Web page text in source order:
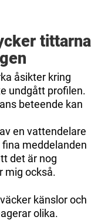
tittarna
åsikter kring
undgått profilen.
beteende kan
en vattendelare
meddelanden
det är nog
mig också.
känslor och
olika.